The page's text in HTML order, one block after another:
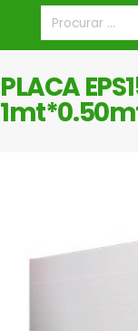
PLACA